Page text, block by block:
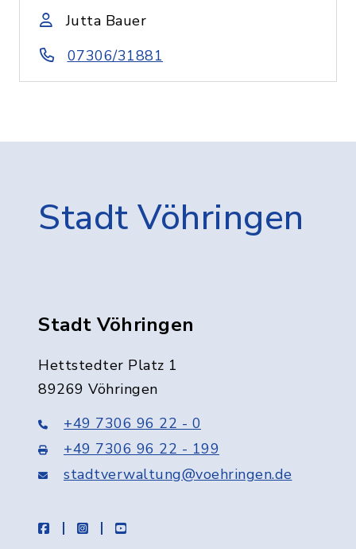
Jutta Bauer
07306/31881
Stadt Vöhringen
Stadt Vöhringen
Hettstedter Platz 1
89269 Vöhringen
+49 7306 96 22 - 0
+49 7306 96 22 - 199
stadtverwaltung@voehringen.de
facebookinstagramyoutube